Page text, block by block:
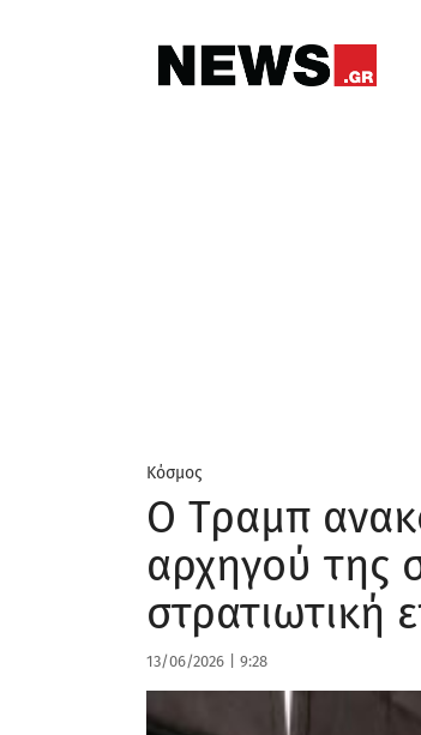
Κόσμος
Ο Τραμπ
αρχηγού της
στρατιωτική
13/06/2026 9:28